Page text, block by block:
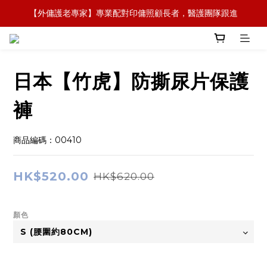
【全新概念】長者護理復康用品，可租可買，彈性選擇
【外傭護老專家】專業配對印傭照顧長者，醫護團隊跟進
【政府資助】善用社區照顧服務券，上門服務及租用產品
日本【竹虎】防撕尿片保護
褲
商品編碼：00410
HK$520.00 HK$620.00
顏色